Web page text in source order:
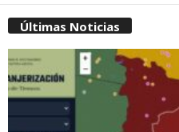
Últimas Noticias